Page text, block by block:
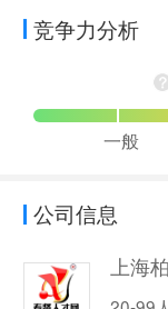
竞争力分析
一般
公司信息
上海